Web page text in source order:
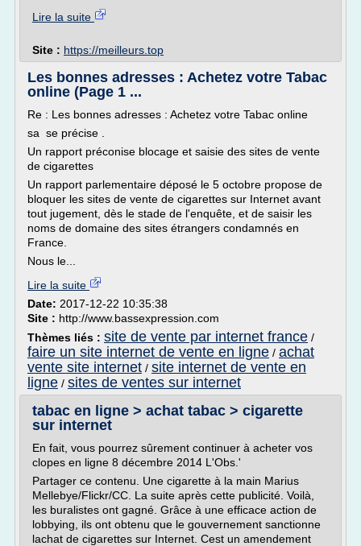
Lire la suite
Site : https://meilleurs.top
Les bonnes adresses : Achetez votre Tabac
online (Page 1 ...
Re : Les bonnes adresses : Achetez votre Tabac online
sa se précise .
Un rapport préconise blocage et saisie des sites de vente
de cigarettes
Un rapport parlementaire déposé le 5 octobre propose de
bloquer les sites de vente de cigarettes sur Internet avant
tout jugement, dès le stade de l'enquête, et de saisir les
noms de domaine des sites étrangers condamnés en
France.
Nous le...
Lire la suite
Date: 2017-12-22 10:35:38
Site : http://www.bassexpression.com
Thèmes liés : site de vente par internet france /
faire un site internet de vente en ligne / achat
vente site internet / site internet de vente en
ligne / sites de ventes sur internet
tabac en ligne > achat tabac > cigarette
sur internet
En fait, vous pourrez sûrement continuer à acheter vos
clopes en ligne 8 décembre 2014 L'Obs.'
Partager ce contenu. Une cigarette à la main Marius
Mellebye/Flickr/CC. La suite après cette publicité. Voilà,
les buralistes ont gagné. Grâce à une efficace action de
lobbying, ils ont obtenu que le gouvernement sanctionne
lachat de cigarettes sur Internet. Cest un amendement